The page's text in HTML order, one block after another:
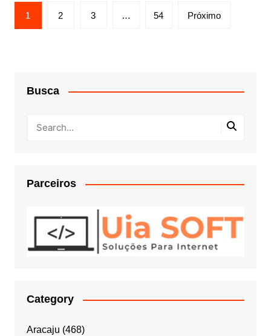
Paginação
de
1 2 3 … 54 Próximo
Busca
Parceiros
Category
Aracaju (468)